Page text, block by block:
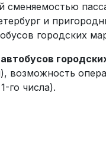
и
городских
го числа).